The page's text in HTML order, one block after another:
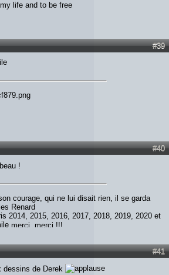
life and to be free
#39
#40
!
courage, qui ne lui disait rien, il se garda
Renard
2014, 2015, 2016, 2017, 2018, 2019, 2020 et
merci, merci !!!
#41
dessins de Derek